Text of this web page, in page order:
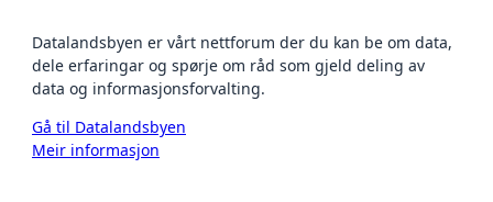
Datalandsbyen er vårt nettforum der du kan be om data,
dele erfaringar og spørje om råd som gjeld deling av
data og informasjonsforvalting.
Gå til Datalandsbyen
Meir informasjon